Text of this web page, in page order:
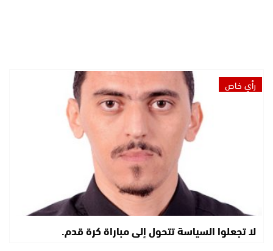
رأي خاص
لا تجعلوا السياسة تتحول إلى مباراة كرة قدم.